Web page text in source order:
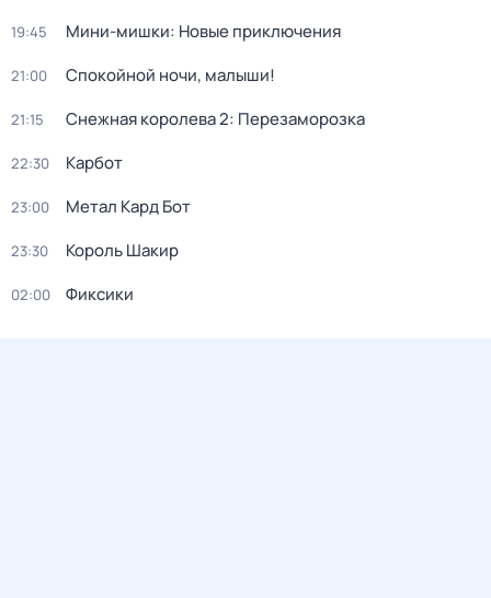
19:45 Мини-мишки: Новые приключения
21:00 Спокойной ночи, малыши!
21:15 Снежная королева 2: Перезаморозка
22:30 Карбот
23:00 Метал Кард Бот
23:30 Король Шакир
02:00 Фиксики